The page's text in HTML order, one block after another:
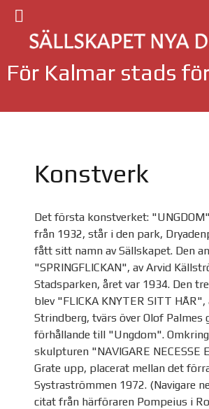
För Kalmar stads
Konstverk
Det första konstverket:
från 1932, står i den park,
fått sitt namn av Sällskapet. Den
"SPRINGFLICKAN", av Arvid
Stadsparken, året var 1934. Den
blev "FLICKA KNYTER SITT HÅR",
Strindberg, tvärs över Olof Palmes
förhållande till "Ungdom".
skulpturen "NAVIGARE NECESSE
Grate upp, placerat mellan det
Systraströmmen 1972. (Navigare
citat från härföraren Pompeius i